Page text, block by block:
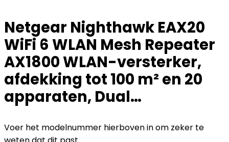
Netgear Nighthawk EAX20
WiFi 6 WLAN Mesh Repeater
AX1800 WLAN-versterker,
afdekking tot 100 m² en 20
apparaten, Dual…
Voer het modelnummer hierboven in om zeker te